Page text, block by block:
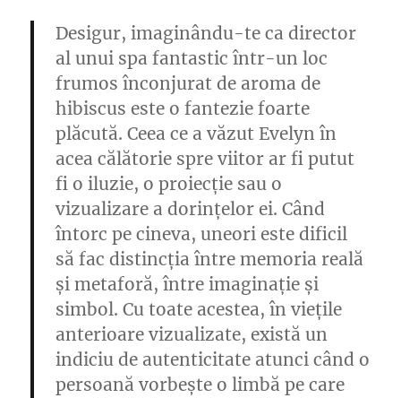
Desigur, imaginându-te ca director
al unui spa fantastic într-un loc
frumos înconjurat de aroma de
hibiscus este o fantezie foarte
plăcută. Ceea ce a văzut Evelyn în
acea călătorie spre viitor ar fi putut
fi o iluzie, o proiecție sau o
vizualizare a dorințelor ei. Când
întorc pe cineva, uneori este dificil
să fac distincția între memoria reală
și metaforă, între imaginație și
simbol. Cu toate acestea, în viețile
anterioare vizualizate, există un
indiciu de autenticitate atunci când o
persoană vorbește o limbă pe care